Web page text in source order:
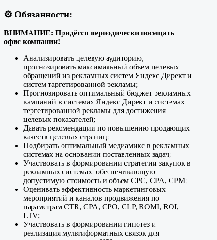
⚙️ Обязанности:
ВНИМАНИЕ: Придётся периодически посещать
офис компании!
Анализировать целевую аудиторию,
прогнозировать максимальный объем целевых
обращений из рекламных систем Яндекс Директ и
систем таргетированной рекламы;
Прогнозировать оптимальный бюджет рекламных
кампаний в системах Яндекс Директ и системах
тергетированной рекламы для достижения
целевых показателей;
Давать рекомендации по повышению продающих
качеств целевых страниц;
Подбирать оптимальный медиамикс в рекламных
системах на основании поставленных задач;
Участвовать в формировании стратегии закупок в
рекламных системах, обеспечивающую
допустимую стоимость и объем CPC, CPA, CPM;
Оценивать эффективность маркетинговых
мероприятий и каналов продвижения по
параметрам CTR, CPA, CPO, CLP, ROMI, ROI,
LTV;
Участвовать в формировании гипотез и
реализация мультиформатных связок для